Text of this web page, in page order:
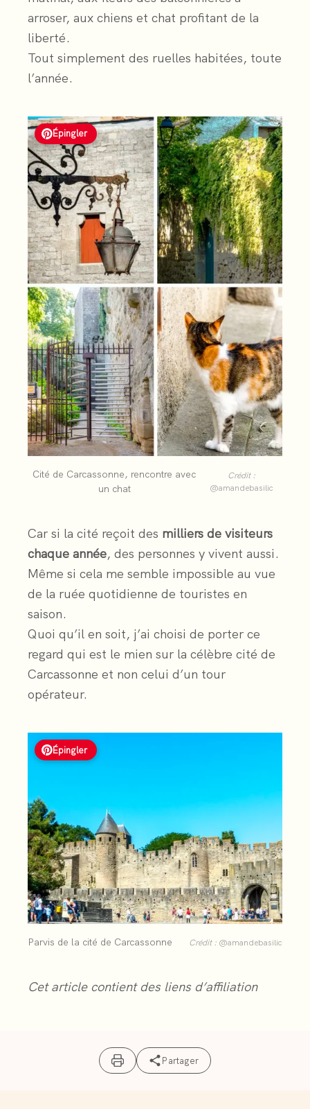
arroser, aux chiens et chat profitant de la
liberté.
Tout simplement des ruelles habitées, toute
l’année.
Épingler
Cité de Carcassonne, rencontre avec
un chat
Crédit :
@amandebasilic
Car si la cité reçoit des milliers de visiteurs
chaque année, des personnes y vivent aussi.
Même si cela me semble impossible au vue
de la ruée quotidienne de touristes en
saison.
Quoi qu’il en soit, j’ai choisi de porter ce
regard qui est le mien sur la célèbre cité de
Carcassonne et non celui d’un tour
opérateur.
Épingler
Parvis de la cité de Carcassonne Crédit : @amandebasilic
Cet article contient des liens d’affiliation
Partager